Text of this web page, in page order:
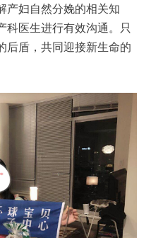
产妇自然分娩的相关知
科医生进行有效沟通。只
后盾，共同迎接新生命的